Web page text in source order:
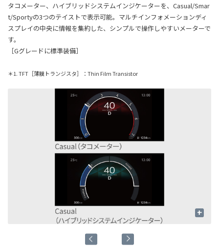
タコメーター、ハイブリッドシステムインジケーターを、Casual/Smar
t/Sportyの3つのテイストで表示可能。マルチインフォメーションディ
スプレイの中央に情報を集約した、シンプルで操作しやすいメーターで
す。
［Gグレードに標準装備］
＊1. TFT［薄膜トランジスタ］：Thin Film Transistor
+